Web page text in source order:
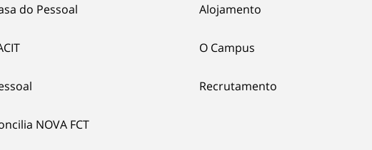
do Pessoal
NOVA FCT
Alojamento
O Campus
Recrutamento